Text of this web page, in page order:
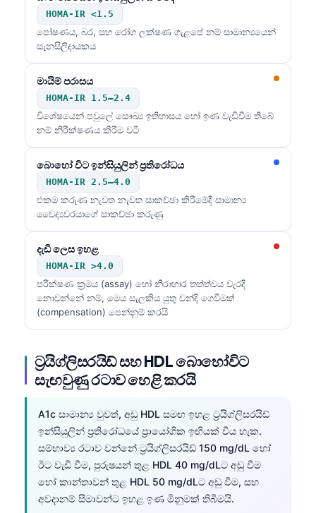
HOMA-IR <1.5
පෝෂණය, බර, සහ රෝග ලක්ෂණ ගැළපේ නම් සාමාන්‍යයෙන්
සැනසිලිදායකය
මායිම් පරාසය
HOMA-IR 1.5–2.4
විශේෂයෙන් පවුලේ සෞඛ්‍ය ඉතිහාසය හෝ ඉණ වැඩිවීම තිබේ
නම් නිරීක්ෂණය කිරීම වටී
බොහෝ විට ඉන්සියුලින් ප්‍රතිරෝධය
HOMA-IR 2.5–4.0
එකම කරුණ නැවත නැවත සාකච්ඡා කිරීමේදී සාමාන්‍ය
වෛද්‍යවරයාගේ සාකච්ඡා කරුණු
දැඩි ලෙස ඉහළ
HOMA-IR >4.0
පරීක්ෂණ ක්‍රමය (assay) හෝ නිරාහාර තත්ත්වය වැරදි
නොවන්නේ නම්, මෙය සැලකිය යුතු වන්දි ගෙවීමක්
(compensation) පෙන්නුම් කරයි
ට්‍රයිග්ලිසරයිඩ් සහ HDL බොහෝවිට
සැඟවුණු රටාව හෙළි කරයි
A1c සාමාන්‍ය වුවත්, අඩු HDL සමඟ ඉහළ ට්‍රයිග්ලිසරයිඩ්
ඉන්සියුලින් ප්‍රතිරෝධයේ ප්‍රායෝගික ඉඟියක් විය හැක.
සම්භාව්‍ය රටාව වන්නේ ට්‍රයිග්ලිසරයිඩ් 150 mg/dL හෝ
ඊට වැඩි වීම, පුරුෂයන් තුළ HDL 40 mg/dLට අඩු වීම
හෝ කාන්තාවන් තුළ HDL 50 mg/dLට අඩු වීම, සහ
අවදානම් සීමාවන්ට ඉහළ ඉණ මිනුමක් තිබීමයි.